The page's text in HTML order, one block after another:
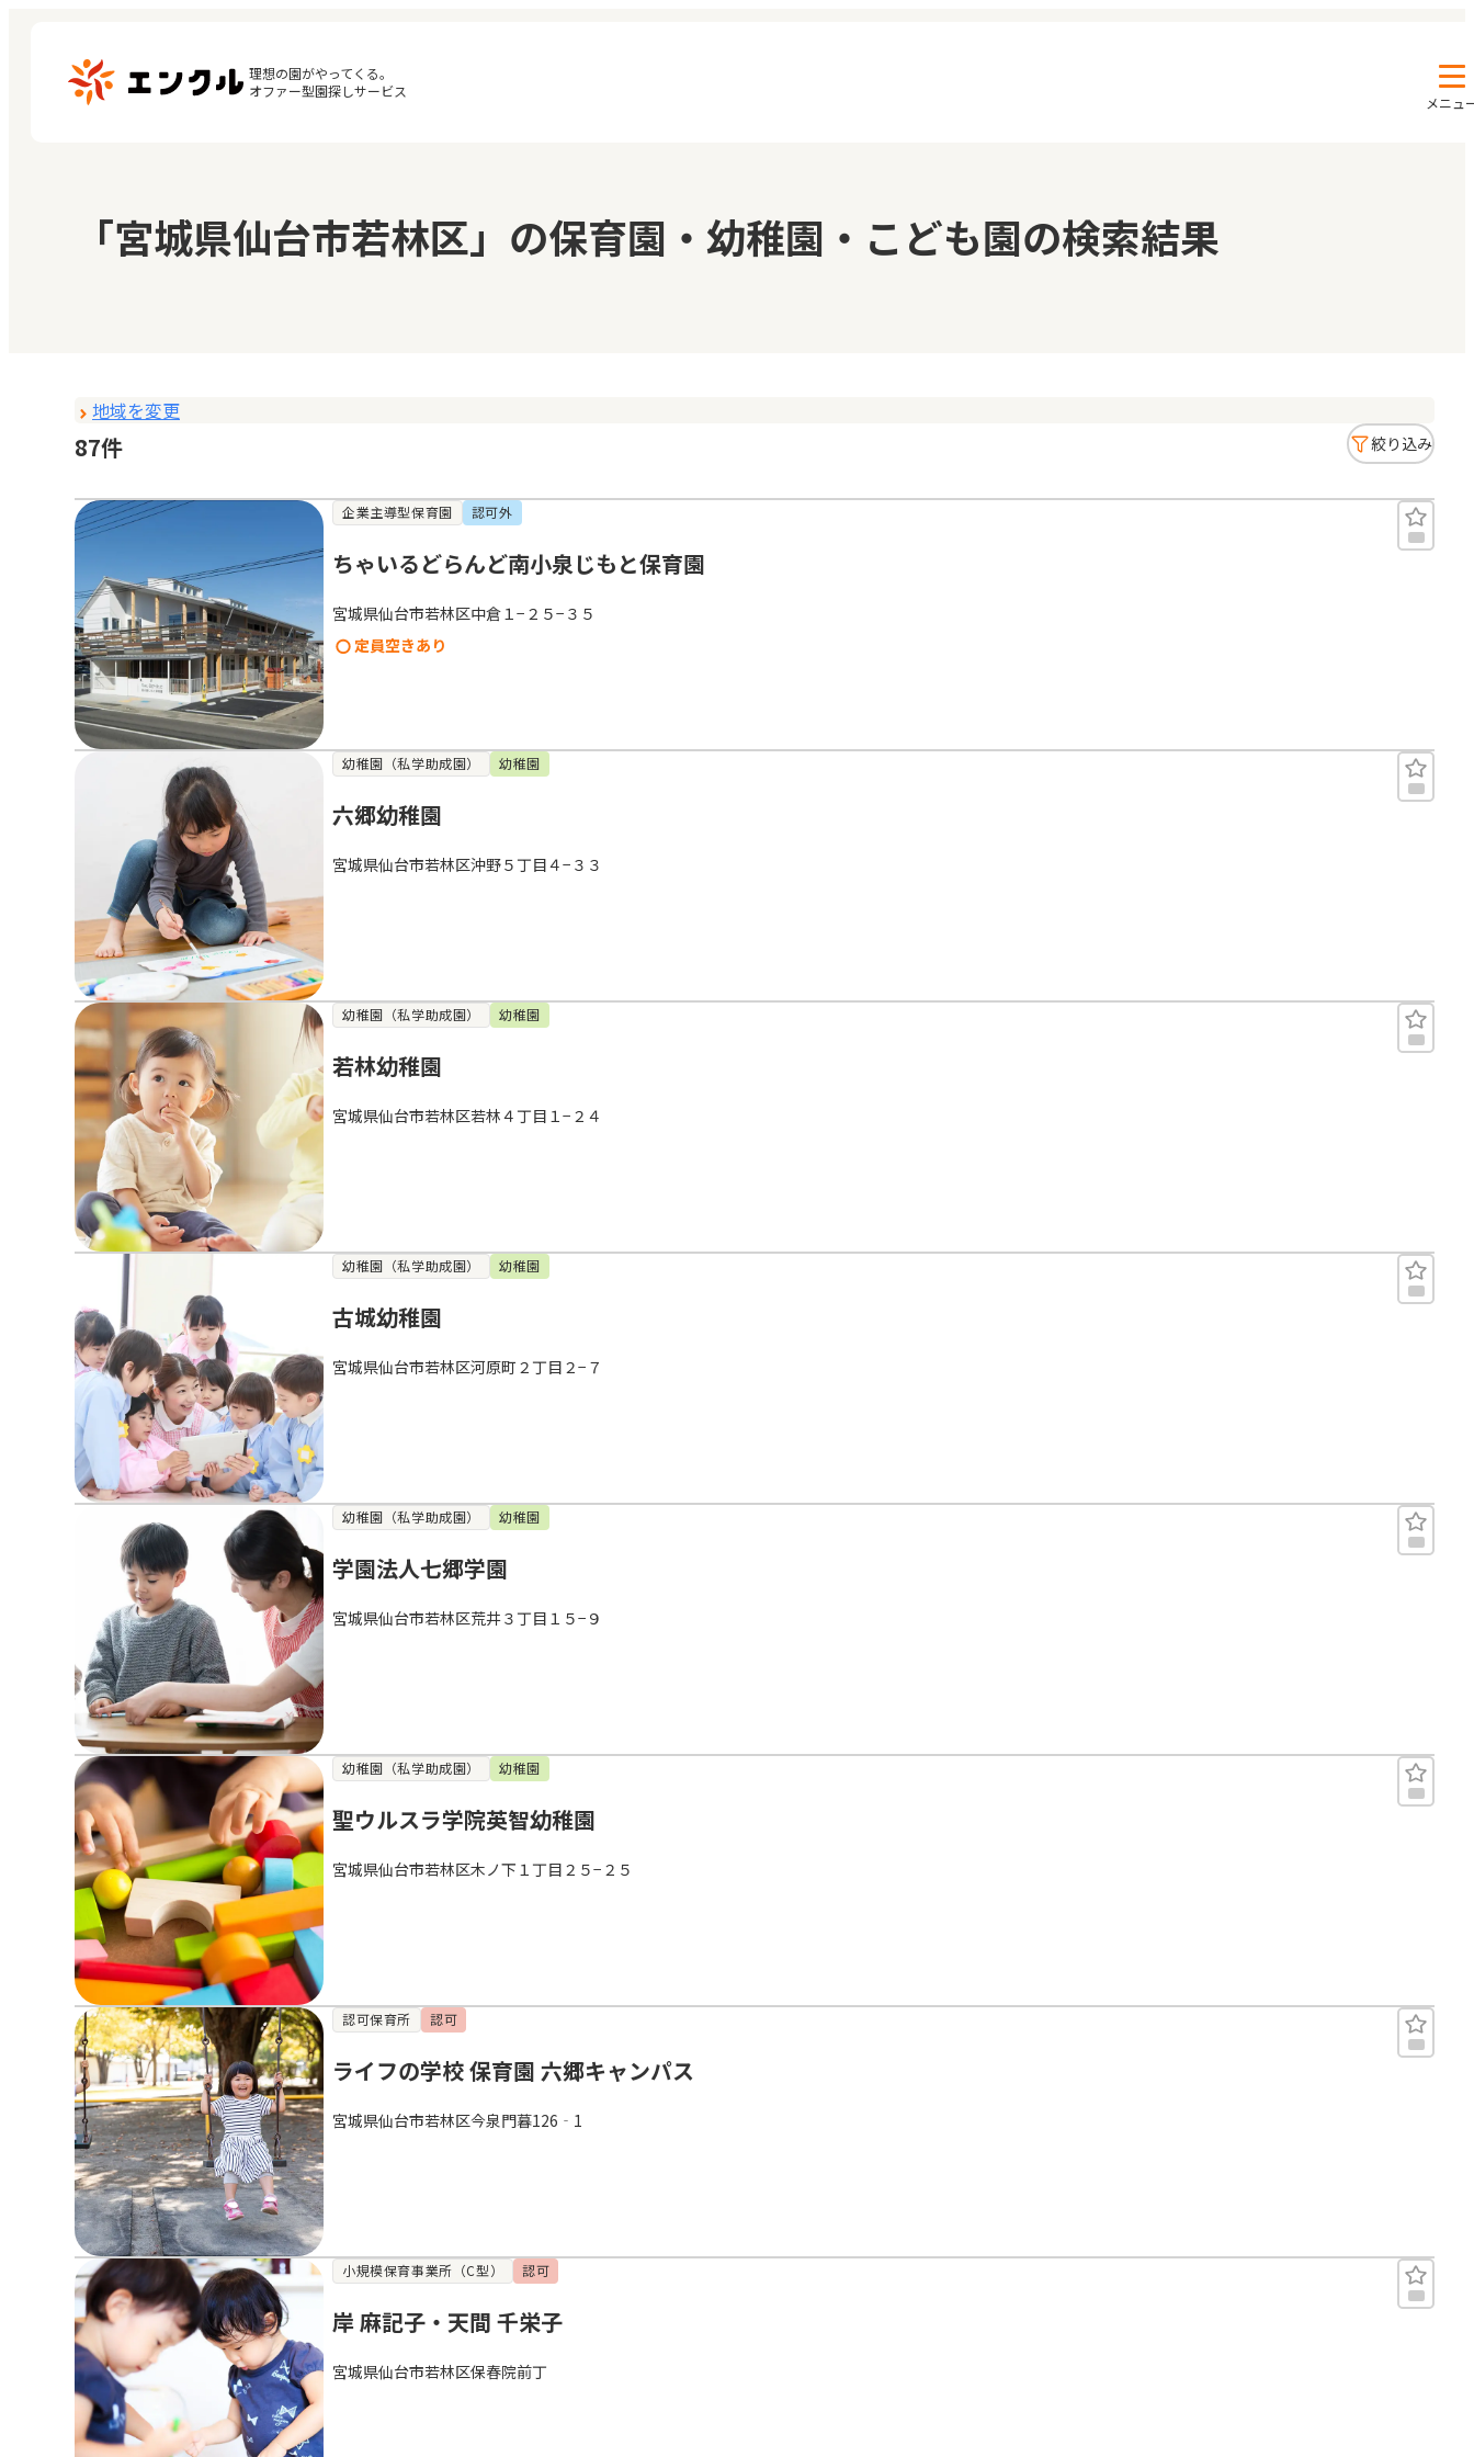
理想の園がやってくる。
オファー型園探しサービス
メニュ
保育園・幼稚園を探す
地図から探す
閲覧履歴
お気に入り
メッセージ
おすすめの園
コラム
お知らせ
「宮城県仙台市若林区」の保育園・幼稚園・こども園の検索結果
地域を変更
87件 絞り込み
企業主導型保育園 認可外
ちゃいるどらんど南小泉じもと保育園
宮城県仙台市若林区中倉１−２５−３５
定員空きあり
幼稚園（私学助成園） 幼稚園
六郷幼稚園
宮城県仙台市若林区沖野５丁目４−３３
幼稚園（私学助成園） 幼稚園
若林幼稚園
宮城県仙台市若林区若林４丁目１−２４
幼稚園（私学助成園） 幼稚園
古城幼稚園
宮城県仙台市若林区河原町２丁目２−７
幼稚園（私学助成園） 幼稚園
学園法人七郷学園
宮城県仙台市若林区荒井３丁目１５−９
幼稚園（私学助成園） 幼稚園
聖ウルスラ学院英智幼稚園
宮城県仙台市若林区木ノ下１丁目２５−２５
認可保育所 認可
ライフの学校 保育園 六郷キャンパス
宮城県仙台市若林区今泉門暮126‐1
小規模保育事業所（C型） 認可
岸 麻記子・天間 千栄子
宮城県仙台市若林区保春院前丁